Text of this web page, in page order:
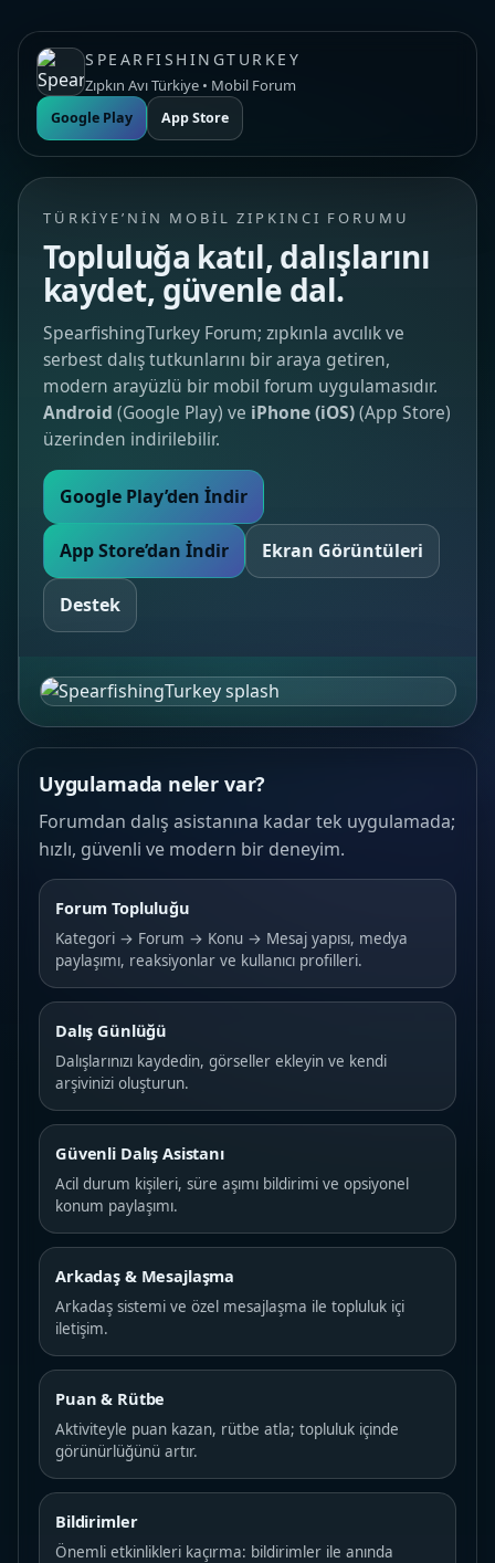
SPEARFISHINGTURKEY
Zıpkın Avı Türkiye • Mobil Forum
Google Play App Store
TÜRKIYE’NIN MOBIL ZIPKINCI FORUMU
Topluluğa katıl, dalışlarını
kaydet, güvenle dal.
SpearfishingTurkey Forum; zıpkınla avcılık ve
serbest dalış tutkunlarını bir araya getiren,
modern arayüzlü bir mobil forum uygulamasıdır.
Android (Google Play) ve iPhone (iOS)(App Store)
üzerinden indirilebilir.
Google Play’den İndir
App Store’dan İndir Ekran Görüntüleri
Destek
Uygulamada neler var?
Forumdan dalış asistanına kadar tek uygulamada;
hızlı, güvenli ve modern bir deneyim.
Forum Topluluğu
Kategori → Forum → Konu → Mesaj yapısı, medya
paylaşımı, reaksiyonlar ve kullanıcı profilleri.
Dalış Günlüğü
Dalışlarınızı kaydedin, görseller ekleyin ve kendi
arşivinizi oluşturun.
Güvenli Dalış Asistanı
Acil durum kişileri, süre aşımı bildirimi ve opsiyonel
konum paylaşımı.
Arkadaş & Mesajlaşma
Arkadaş sistemi ve özel mesajlaşma ile topluluk içi
iletişim.
Puan & Rütbe
Aktiviteyle puan kazan, rütbe atla; topluluk içinde
görünürlüğünü artır.
Bildirimler
Önemli etkinlikleri kaçırma: bildirimler ile anında